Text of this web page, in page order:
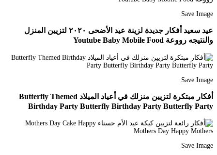
Save Image
عيد سعيد أفكار جديدة لزينة عيد الأضحى ٢٠٢٠ لتزيين المنزل
والنتيجه رووعة Youtube Baby Mobile Food
Save Image
أفكار مبتكرة لتزيين منزلك في أعياد الميلاد Butterfly Themed
Birthday Party Butterfly Birthday Party Butterfly Party
Save Image